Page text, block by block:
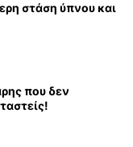
στάση ύπνου και
που δεν